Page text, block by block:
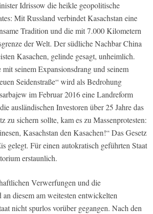
Idrissow die heikle geopolitische
Mit Russland verbindet Kasachstan eine
Tradition und die mit 7.000 Kilometern
der Welt. Der südliche Nachbar China
Kasachen, gelinde gesagt, unheimlich.
seinem Expansionsdrang und seinem
Seidenstraße“ wird als Bedrohung
im Februar 2016 eine Landreform
ausländischen Investoren über 25 Jahre das
zu sichern sollte, kam es zu Massenprotesten:
Kasachstan den Kasachen!“ Das Gesetz
gelegt. Für einen autokratisch geführten Staat
erstaunlich.
Verwerfungen und die
diesem am weitesten entwickelten
nicht spurlos vorüber gegangen. Nach den